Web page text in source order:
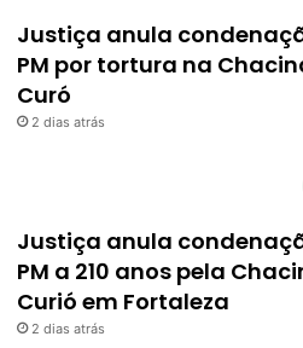
Justiça anula
PM por tortura na
Curó
2 dias atrás
Justiça anula
PM a 210 anos pela
Curió em Fortaleza
2 dias atrás